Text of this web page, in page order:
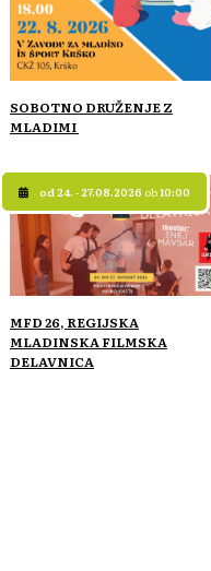
SOBOTNO DRUŽENJE Z
MLADIMI
od 24. - 27.08.2026 ob10:00
MFD 26, REGIJSKA
MLADINSKA FILMSKA
DELAVNICA